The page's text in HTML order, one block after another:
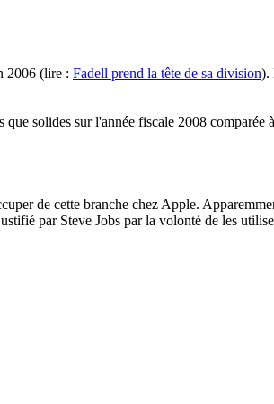
2006 (lire : Fadell prend la tête de sa division).
solides sur l'année fiscale 2008 comparée
de cette branche chez Apple.
par Steve Jobs par la volonté de les